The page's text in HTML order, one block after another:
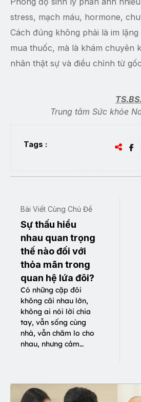
stress, mạch máu, hormone,
Cách đúng không phải là im
mua thuốc, mà là khám chuyên
nhân thật sự và điều chỉnh từ
Trung tâm Sức khỏe
Tags :
Bài Viết Cùng Chủ Đề
Sự thấu hiểu
nhau quan trọng
thế nào đối với
thỏa mãn trong
quan hệ lứa đôi?
Có những cặp đôi
không cãi nhau lớn,
không ai nói lời chia
tay, vẫn sống cùng
nhà, vẫn chăm lo cho
nhau, nhưng cảm…